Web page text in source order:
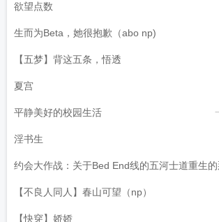
欲望点数
生而为Beta，她很抱歉（abo np)
【五梦】背这五条，悟透
夏宫
平静美好的校园生活
淫书生
约会大作战：关于Bed End线的五河士道重生
【不良人同人】春山可望（np）
【快穿】娇娇